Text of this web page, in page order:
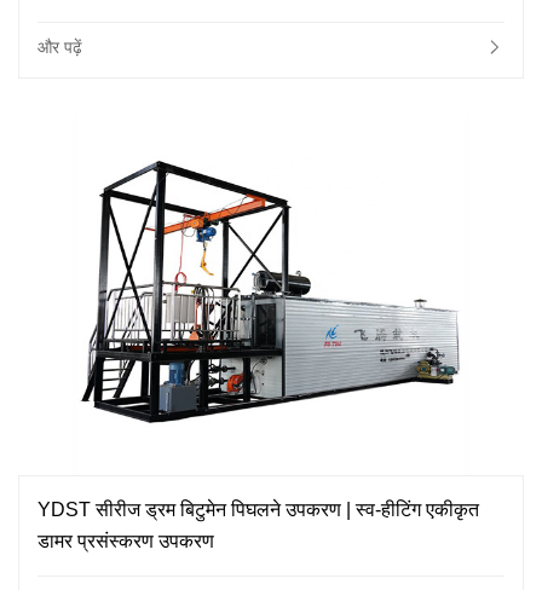
और पढ़ें
YDST सीरीज ड्रम बिटुमेन पिघलने उपकरण | स्व-हीटिंग एकीकृत
डामर प्रसंस्करण उपकरण